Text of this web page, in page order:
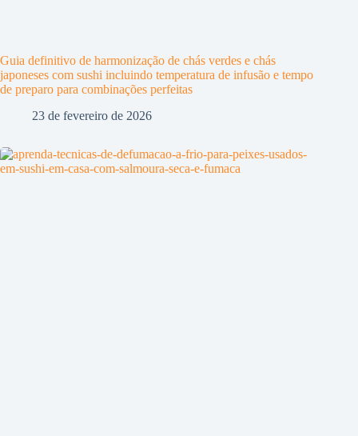
Guia definitivo de harmonização de chás verdes e chás
japoneses com sushi incluindo temperatura de infusão e tempo
de preparo para combinações perfeitas
23 de fevereiro de 2026